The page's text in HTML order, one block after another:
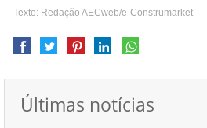
Texto: Redação AECweb/e-Construmarket
Últimas notícias